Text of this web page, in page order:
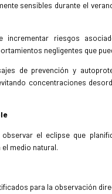
sensibles durante el
riesgos
negligentes que
de prevención y
concentraciones
el eclipse que
medio natural.
para la observación